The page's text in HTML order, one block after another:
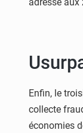
Enfin, le
collecte
économies